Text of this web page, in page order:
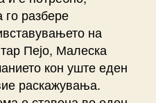
го разбере
на
Пејо, Малеска
кон уште еден
раскажувања.